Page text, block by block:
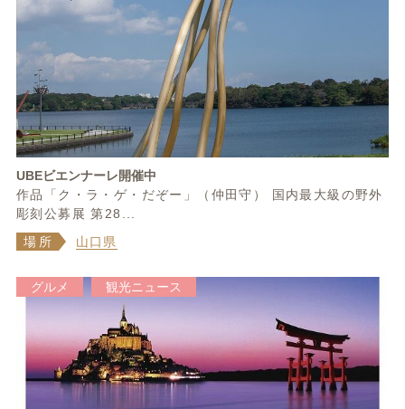
UBEビエンナーレ開催中
作品「ク・ラ・ゲ・だぞー」（仲田守） 国内最大級の野外
彫刻公募展 第28...
場所
山口県
グルメ 観光ニュース